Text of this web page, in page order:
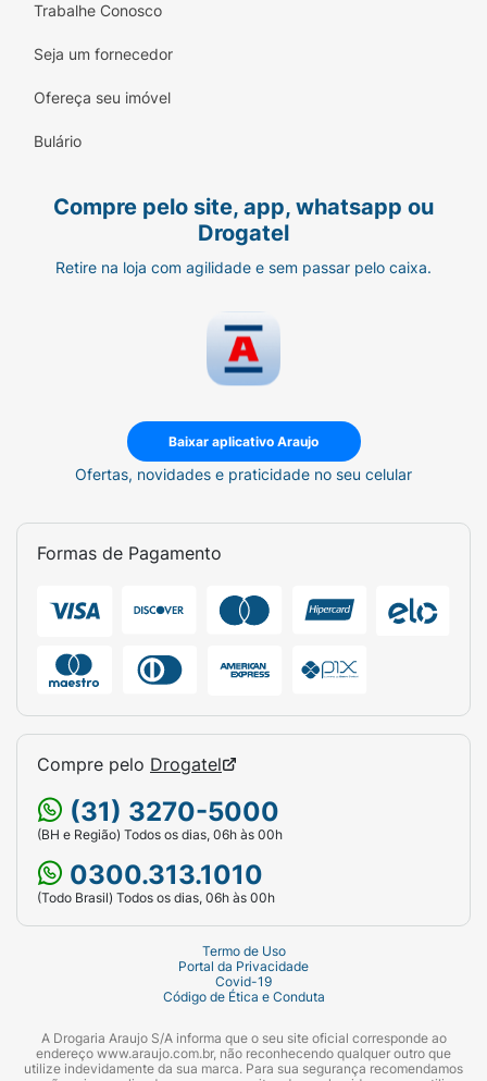
Trabalhe Conosco
Seja um fornecedor
Ofereça seu imóvel
Bulário
Compre pelo site, app, whatsapp ou
Drogatel
Retire na loja com agilidade e sem passar pelo caixa.
Baixar aplicativo Araujo
Ofertas, novidades e praticidade no seu celular
Formas de Pagamento
Compre pelo Drogatel
(31) 3270-5000
(BH e Região) Todos os dias, 06h às 00h
0300.313.1010
(Todo Brasil) Todos os dias, 06h às 00h
Termo de Uso
Portal da Privacidade
Covid-19
Código de Ética e Conduta
A Drogaria Araujo S/A informa que o seu site oficial corresponde ao
endereço www.araujo.com.br, não reconhecendo qualquer outro que
utilize indevidamente da sua marca. Para sua segurança recomendamos